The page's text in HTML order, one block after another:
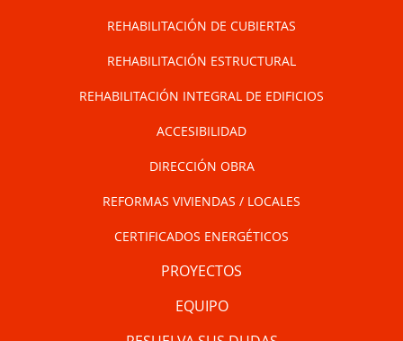
REHABILITACIÓN DE CUBIERTAS
REHABILITACIÓN ESTRUCTURAL
REHABILITACIÓN INTEGRAL DE EDIFICIOS
ACCESIBILIDAD
DIRECCIÓN OBRA
REFORMAS VIVIENDAS / LOCALES
CERTIFICADOS ENERGÉTICOS
PROYECTOS
EQUIPO